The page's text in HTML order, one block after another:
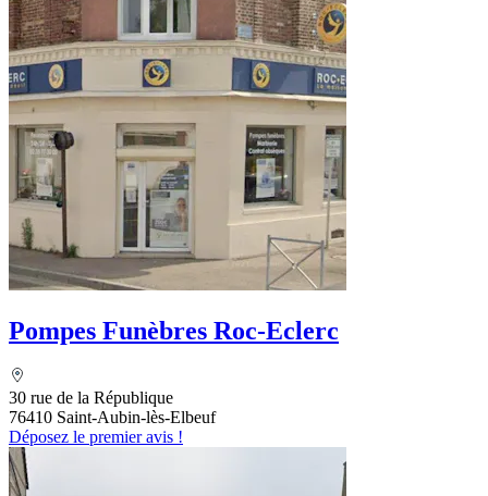
Pompes Funèbres Roc-Eclerc
30 rue de la République
76410 Saint-Aubin-lès-Elbeuf
Déposez le premier avis !